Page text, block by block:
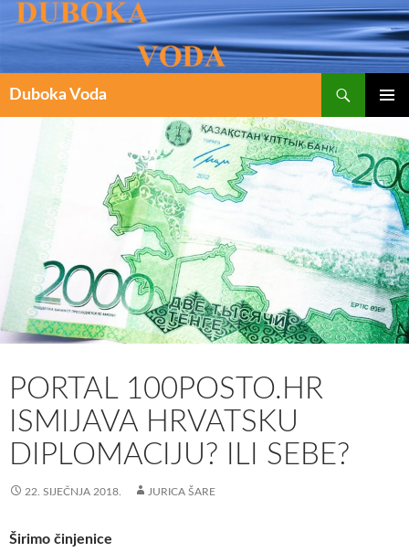
Duboka Voda
Pretraži
PORTAL 100POSTO.HR
ISMIJAVA HRVATSKU
DIPLOMACIJU? ILI SEBE?
22. SIJEČNJA 2018. JURICA ŠARE
Širimo činjenice